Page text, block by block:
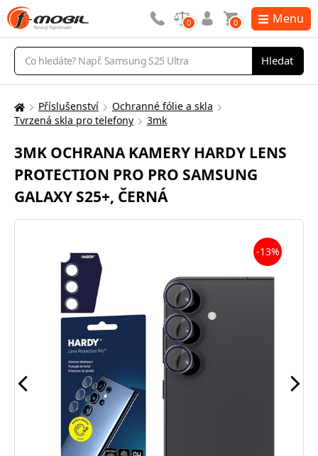
Vyhledávání
Hledat
0 0 Menu
Zde
nacházíte:
Příslušenství
Ochranné fólie a skla
Tvrzená skla pro telefony
3mk
3MK OCHRANA KAMERY HARDY LENS
PROTECTION PRO PRO SAMSUNG
GALAXY S25+, ČERNÁ
-13%